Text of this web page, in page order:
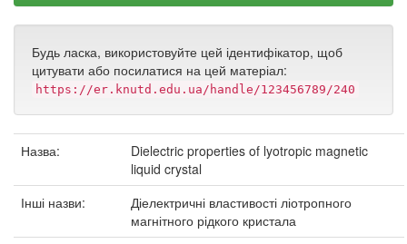
Будь ласка, використовуйте цей ідентифікатор, щоб
цитувати або посилатися на цей матеріал:
https://er.knutd.edu.ua/handle/123456789/240
Назва:
Dielectric properties of lyotropic magnetic
liquid crystal
Інші назви:
Діелектричні властивості ліотропного
магнітного рідкого кристала